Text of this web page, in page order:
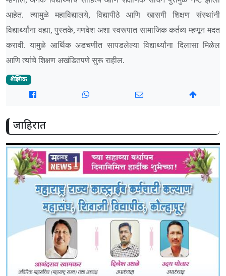
आहेत. त्यामुळे महाविद्यालये,
विद्यापीठे आणि खासगी शिक्षण संस्थांनी
विद्यार्थ्यांना वह्या, पुस्तके, गणवेश अशा स्वरूपात सामाजिक कर्तव्य म्हणून मदत
करावी. यामुळे आर्थिक अडचणीत सापडलेल्या विद्यार्थ्यांना दिलासा मिळेल
आणि त्यांचे शिक्षण अखंडितपणे सुरू राहील.
शैक्षणिक
जाहिरात